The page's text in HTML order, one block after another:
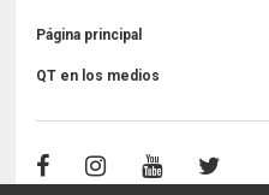
Página principal
QT en los medios